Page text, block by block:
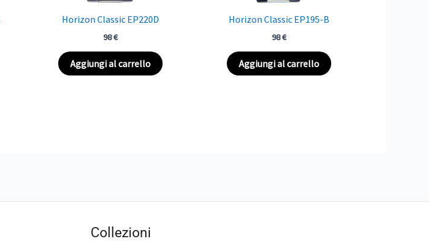
Horizon Classic EP220D
98€
Aggiungi al carrello
Horizon Classic EP195-B
98€
Aggiungi al carrello
Collezioni